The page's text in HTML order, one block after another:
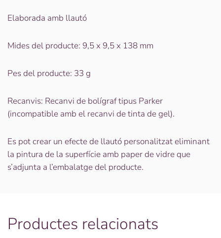
Elaborada amb llautó
Mides del producte: 9,5 x 9,5 x 138 mm
Pes del producte: 33 g
Recanvis: Recanvi de bolígraf tipus Parker
(incompatible amb el recanvi de tinta de gel).
Es pot crear un efecte de llautó personalitzat eliminant
la pintura de la superfície amb paper de vidre que
s’adjunta a l’embalatge del producte.
Productes relacionats